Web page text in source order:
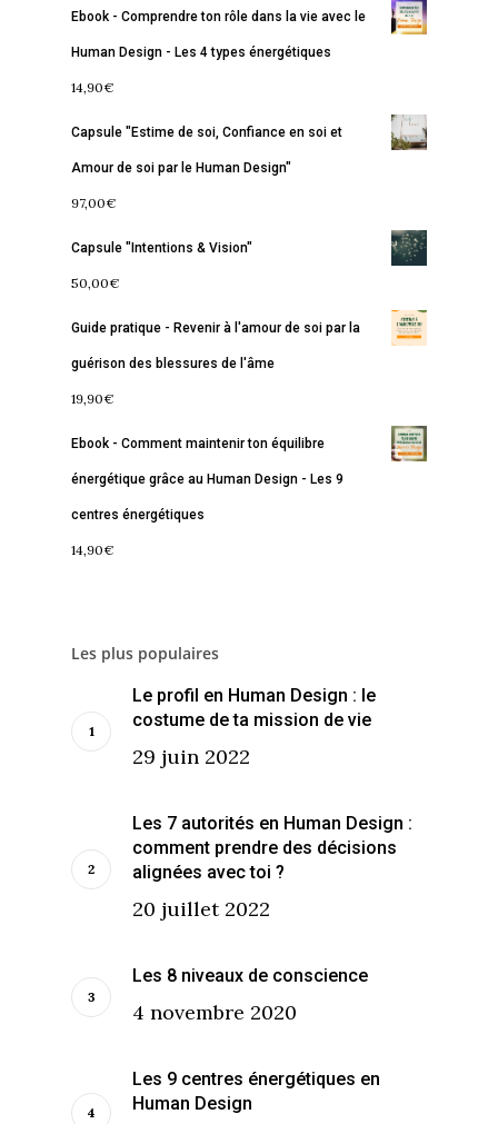
Ebook - Comprendre ton rôle dans la vie avec le
Human Design - Les 4 types énergétiques
14,90€
Capsule "Estime de soi, Confiance en soi et
Amour de soi par le Human Design"
97,00€
Capsule "Intentions & Vision"
50,00€
Guide pratique - Revenir à l'amour de soi par la
guérison des blessures de l'âme
19,90€
Ebook - Comment maintenir ton équilibre
énergétique grâce au Human Design - Les 9
centres énergétiques
14,90€
Les plus populaires
Le profil en Human Design : le
costume de ta mission de vie
29 juin 2022
Les 7 autorités en Human Design :
comment prendre des décisions
alignées avec toi ?
20 juillet 2022
Les 8 niveaux de conscience
4 novembre 2020
Les 9 centres énergétiques en
Human Design
S’équilibrer
Services
Lectures de Human
Libération
Programmes
Amour & Guérison
À propos